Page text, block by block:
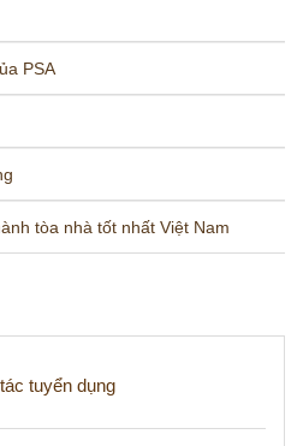
PSA
tòa nhà tốt nhất Việt Nam
tuyển dụng